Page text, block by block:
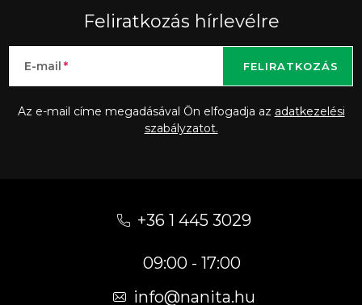
Feliratkozás hírlevélre
E-mail
Az e-mail címe megadásával Ön elfogadja az adatkezelési
szabályzatot.
FELIRATKOZÁS
+36 1 445 3029
09:00 - 17:00
info@nanita.hu